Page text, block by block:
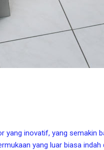
yang inovatif, yang semakin
yang luar biasa